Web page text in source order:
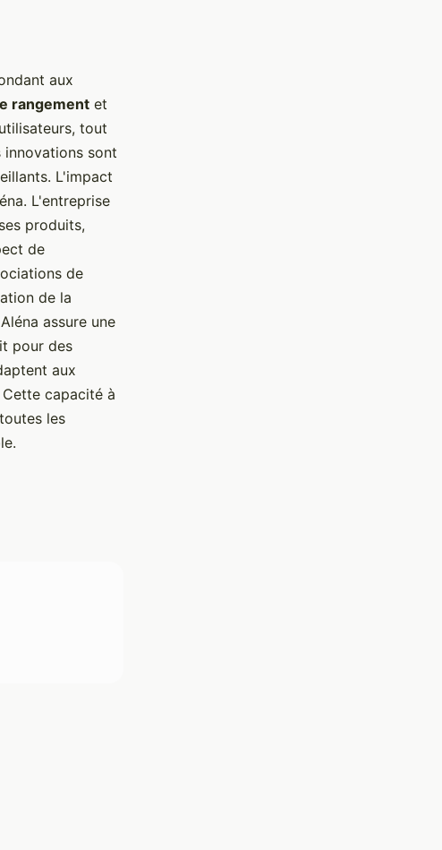
aux
rangement et
tout
innovations sont
L'impact
L'entreprise
produits,
de
de
de la
assure une
pour des
aux
capacité à
les